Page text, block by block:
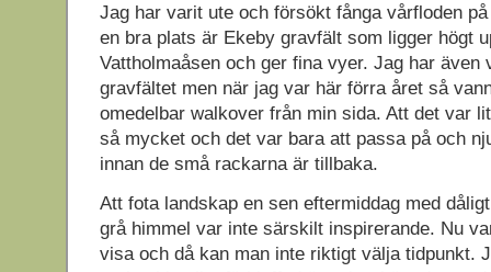
Jag har varit ute och försökt fånga vårfloden
en bra plats är Ekeby gravfält som ligger högt
Vattholmaåsen och ger fina vyer. Jag har även
gravfältet men när jag var här förra året så
omedelbar walkover från min sida. Att det var
så mycket och det var bara att passa på och
innan de små rackarna är tillbaka.
Att fota landskap en sen eftermiddag med
grå himmel var inte särskilt inspirerande. Nu
visa och då kan man inte riktigt välja tidpunkt.